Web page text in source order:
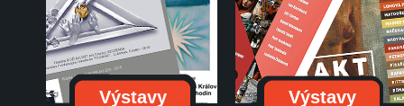
Výstavy
Výstavy